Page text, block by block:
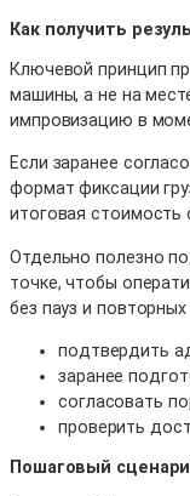
Как получить
Ключевой принцип
машины, а не на
импровизацию в
Если заранее
формат фиксации
итоговая стоимость
Отдельно полезно
точке, чтобы
без пауз и повторных
подтвердить
заранее
согласовать
проверить
Пошаговый